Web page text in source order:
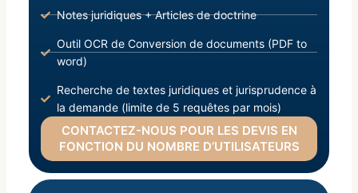
Notes juridiques + Articles de doctrine
Outil OCR de Conversion de documents (PDF to
word)
Recherche de textes juridiques et jurisprudence à
la demande (limite de 5 requêtes par mois)
CONTACTEZ-NOUS POUR LES DEVIS EN
FONCTION DU NOMBRE D’UTILISATEURS